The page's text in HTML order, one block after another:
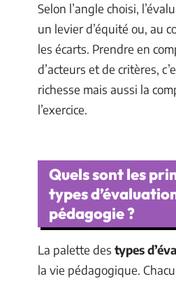
Selon l’angle choisi,
un levier d’équité ou, au
les écarts. Prendre en
d’acteurs et de critères,
richesse mais aussi la
l’exercice.
Quels sont les
types
pédagogie ?
La palette des types
la vie pédagogique.